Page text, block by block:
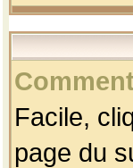
Facile,
page du